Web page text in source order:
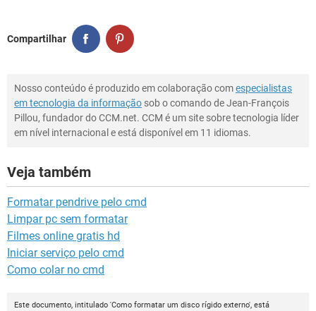
Compartilhar
Nosso conteúdo é produzido em colaboração comespecialistas
em tecnologia da informação sob o comando de Jean-François
Pillou, fundador do CCM.net. CCM é um site sobre tecnologia líder
em nível internacional e está disponível em 11 idiomas.
Veja também
Formatar pendrive pelo cmd
Limpar pc sem formatar
Filmes online gratis hd
Iniciar serviço pelo cmd
Como colar no cmd
Este documento, intitulado 'Como formatar um disco rígido externo', está